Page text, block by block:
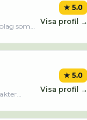
som
★ 5.0
Visa profil →
hantverk
★ 5.0
Visa profil →